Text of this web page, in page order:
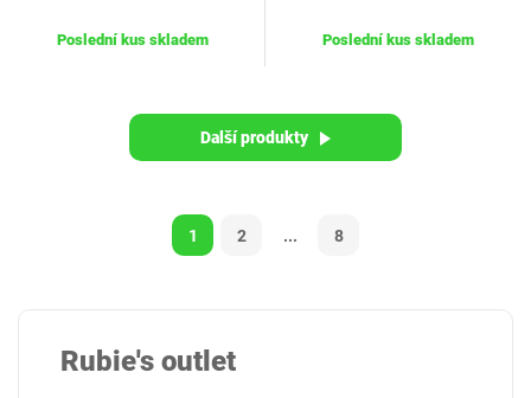
Poslední kus skladem Poslední kus skladem
Další produkty
1 2 ... 8
Rubie's outlet